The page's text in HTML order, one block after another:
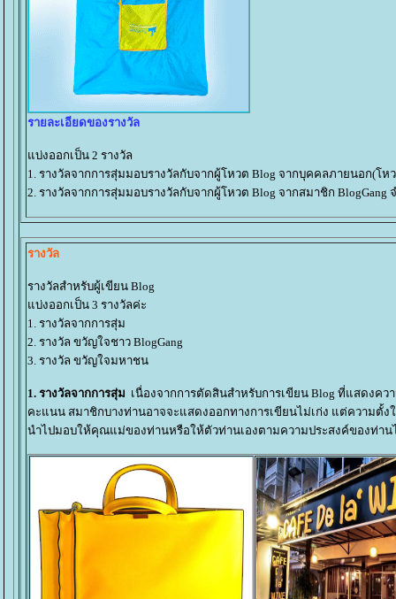
รายละเอียดของรางวัล
บ่งออกเป็น 2 รางวัล
1. รางวัลจากการสุ่มมอบรางวัลกับจากผู้โหวต Blog จากบุคคลภายนอก(โห
2. รางวัลจากการสุ่มมอบรางวัลกับจากผู้โหวต Blog จากสมาชิก BlogGang
รางวัล
รางวัลสำหรับผู้เขียน Blog
บ่งออกเป็น 3 รางวัลค่ะ
1. รางวัลจากการสุ่ม
2. รางวัล ขวัญใจชาว BlogGang
3. รางวัล ขวัญใจมหาชน
1. รางวัลจากการสุ่ม เนื่องจากการตัดสินสำหรับการเขียน Blog ที่แสดงคว
คะแนน สมาชิกบางท่านอาจจะแสดงออกทางการเขียนไม่เก่ง แต่ความตั้
นำไปมอบให้คุณแม่ของท่านหรือให้ตัวท่านเองตามความประสงค์ของท่าน